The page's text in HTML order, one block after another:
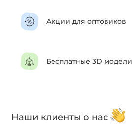
Акции для оптовиков
Бесплатные 3D модели
Наши клиенты о нас